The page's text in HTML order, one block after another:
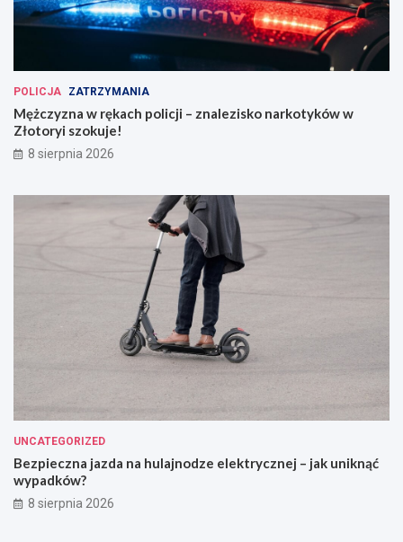
POLICJA ZATRZYMANIA
Mężczyzna w rękach policji – znalezisko narkotyków w
Złotoryi szokuje!
8 sierpnia 2026
UNCATEGORIZED
Bezpieczna jazda na hulajnodze elektrycznej – jak uniknąć
wypadków?
8 sierpnia 2026